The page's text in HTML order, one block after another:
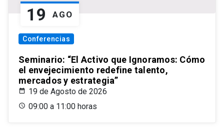
19 AGO
Conferencias
Seminario: “El Activo que Ignoramos: Cómo
el envejecimiento redefine talento,
mercados y estrategia”
19 de Agosto de 2026
09:00 a 11:00 horas